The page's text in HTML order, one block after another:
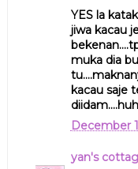
YES la
jiwa kacau
muka dia
kacau saje
December
yan's